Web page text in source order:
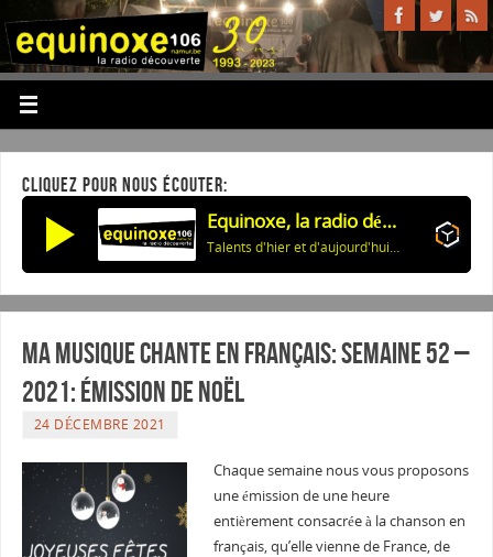
CLIQUEZ POUR NOUS ÉCOUTER:
Equinoxe, la radio découverte
Talents d'hier et d'aujourd'hui: Adaptations chansons américaines-01
Ma musique chante en Français: Semaine 52 –
2021: émission de noël
24 DÉCEMBRE 2021
Chaque semaine nous vous proposons
une émission de une heure
entièrement consacrée à la chanson en
français, qu’elle vienne de France, de